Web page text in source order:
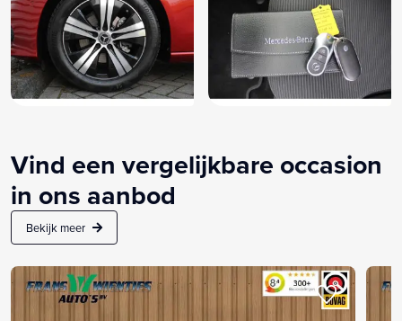
Vind een vergelijkbare occasion
in ons aanbod
Bekijk meer